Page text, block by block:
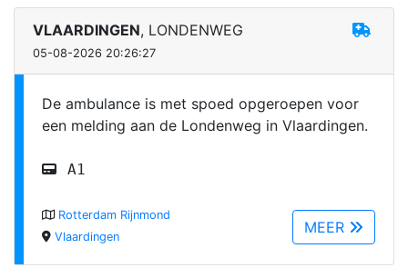
VLAARDINGEN, LONDENWEG
05-08-2026 20:26:27
De ambulance is met spoed opgeroepen voor
een melding aan de Londenweg in Vlaardingen.
A1
MEER
Rotterdam Rijnmond
Vlaardingen